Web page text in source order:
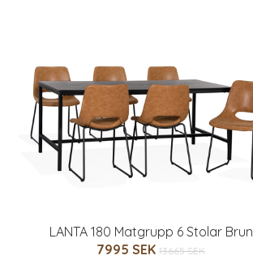
LANTA 180 Matgrupp 6 Stolar Brun
7995 SEK 13665 SEK